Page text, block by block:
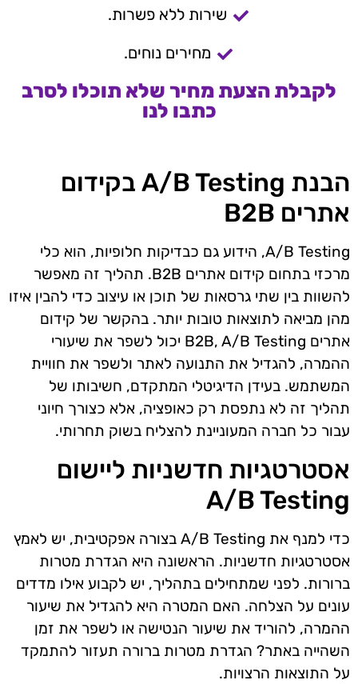
שירות ללא פשרות.
מחירים נוחים.
לקבלת הצעת מחיר שלא תוכלו לסרב
כתבו לנו
הבנת A/B Testing בקידום
אתרים B2B
A/B Testing, הידוע גם כבדיקות חלופיות, הוא כלי
מרכזי בתחום קידום אתרים B2B. תהליך זה מאפשר
להשוות בין שתי גרסאות של תוכן או עיצוב כדי להבין איזו
מהן מביאה לתוצאות טובות יותר. בהקשר של קידום
אתרים B2B, A/B Testing יכול לשפר את שיעורי
ההמרה, להגדיל את התנועה לאתר ולשפר את חוויית
המשתמש. בעידן הדיגיטלי המתקדם, חשיבותו של
תהליך זה לא נתפסת רק כאופציה, אלא כצורך חיוני
עבור כל חברה המעוניינת להצליח בשוק תחרותי.
אסטרטגיות חדשניות ליישום
A/B Testing
כדי למנף את A/B Testing בצורה אפקטיבית, יש לאמץ
אסטרטגיות חדשניות. הראשונה היא הגדרת מטרות
ברורות. לפני שמתחילים בתהליך, יש לקבוע אילו מדדים
עונים על הצלחה. האם המטרה היא להגדיל את שיעור
ההמרה, להוריד את שיעור הנטישה או לשפר את זמן
השהייה באתר? הגדרת מטרות ברורה תעזור להתמקד
על התוצאות הרצויות.